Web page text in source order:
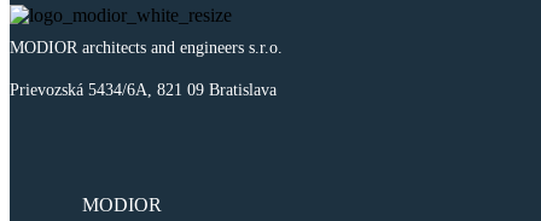
MODIOR architects and engineers s.r.o.
Prievozská 5434/6A, 821 09 Bratislava
MODIOR